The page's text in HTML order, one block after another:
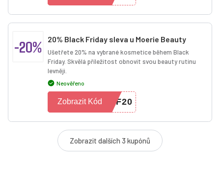
-20% 20% Black Friday sleva u Moerie Beauty
Ušetřete 20% na vybrané kosmetice během Black
Friday. Skvělá příležitost obnovit svou beauty rutinu
levněji.
Neověřeno
BF20
Zobrazit Kód
Zobrazit dalších 3 kupónů